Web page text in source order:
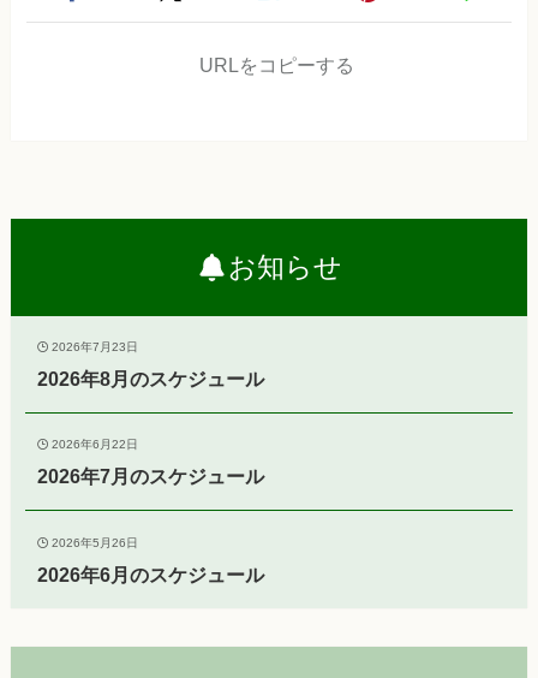
URLをコピーする
お知らせ
2026年7月23日
2026年8月のスケジュール
2026年6月22日
2026年7月のスケジュール
2026年5月26日
2026年6月のスケジュール